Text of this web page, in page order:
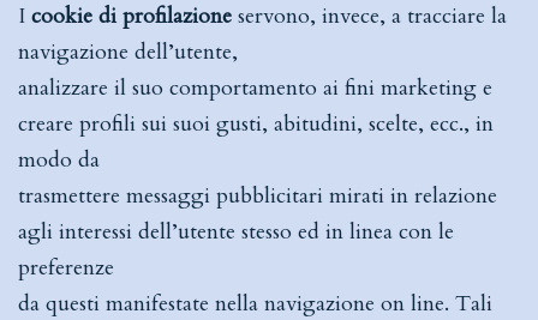
I cookie di profilazione servono, invece, a tracciare la
navigazione dell’utente,
analizzare il suo comportamento ai fini marketing e
creare profili sui suoi gusti, abitudini, scelte, ecc., in
modo da
trasmettere messaggi pubblicitari mirati in relazione
agli interessi dell’utente stesso ed in linea con le
preferenze
da questi manifestate nella navigazione on line. Tali